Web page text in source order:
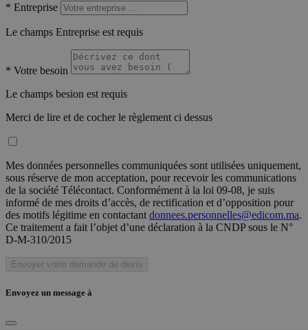
* Entreprise
Le champs Entreprise est requis
* Votre besoin
Le champs besion est requis
Merci de lire et de cocher le règlement ci dessus
Mes données personnelles communiquées sont utilisées uniquement,
sous réserve de mon acceptation, pour recevoir les communications
de la société Télécontact. Conformément à la loi 09-08, je suis
informé de mes droits d’accès, de rectification et d’opposition pour
des motifs légitime en contactant donnees.personnelles@edicom.ma.
Ce traitement a fait l’objet d’une déclaration à la CNDP sous le N°
D-M-310/2015
Envoyer votre demande de devis
Envoyez un message à